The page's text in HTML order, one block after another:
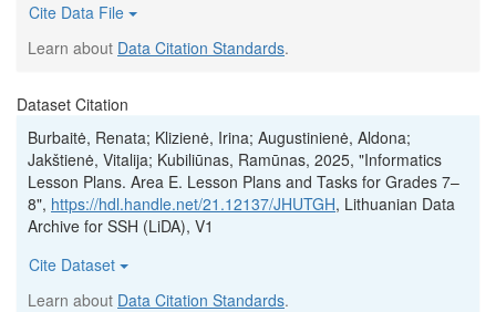
Cite Data File
Learn about Data Citation Standards.
Dataset Citation
Burbaitė, Renata; Klizienė, Irina; Augustinienė, Aldona;
Jakštienė, Vitalija; Kubiliūnas, Ramūnas, 2025, "Informatics
Lesson Plans. Area E. Lesson Plans and Tasks for Grades 7–
8", https://hdl.handle.net/21.12137/JHUTGH, Lithuanian Data
Archive for SSH (LiDA), V1
Cite Dataset
Learn about Data Citation Standards.